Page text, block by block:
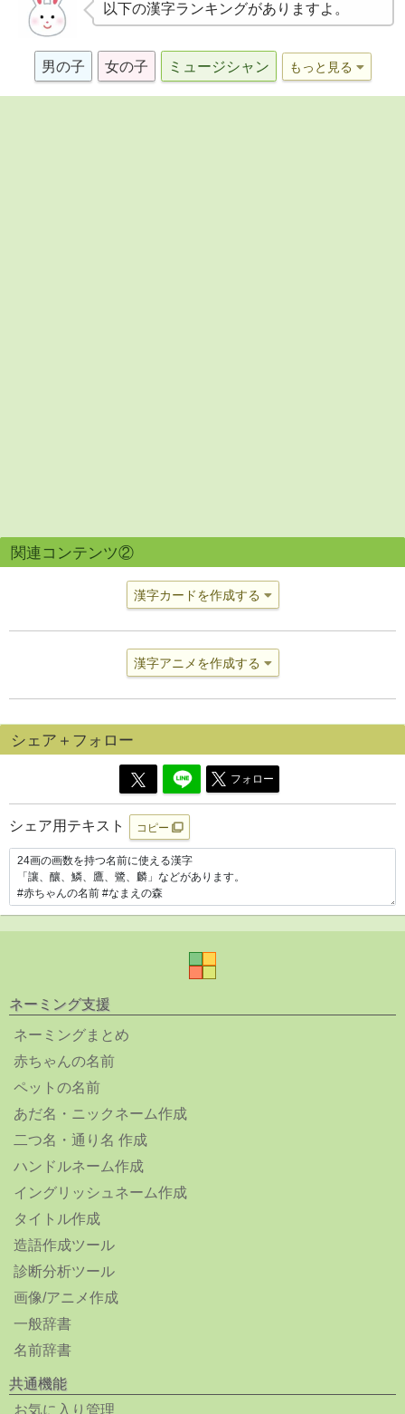
以下の漢字ランキングがありますよ。
男の子 女の子 ミュージシャン もっと見る
関連コンテンツ②
漢字カードを作成する
漢字アニメを作成する
シェア＋フォロー
フォロー
シェア用テキスト コピー
ネーミング支援
ネーミングまとめ
赤ちゃんの名前
ペットの名前
あだ名・ニックネーム作成
二つ名・通り名 作成
ハンドルネーム作成
イングリッシュネーム作成
タイトル作成
造語作成ツール
診断分析ツール
画像/アニメ作成
一般辞書
名前辞書
共通機能
お気に入り管理